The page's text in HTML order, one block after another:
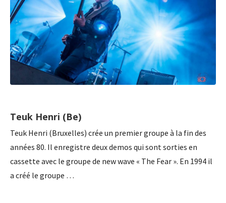
Teuk Henri (Be)
Teuk Henri (Bruxelles) crée un premier groupe à la fin des
années 80. Il enregistre deux demos qui sont sorties en
cassette avec le groupe de new wave « The Fear ». En 1994 il
a créé le groupe …